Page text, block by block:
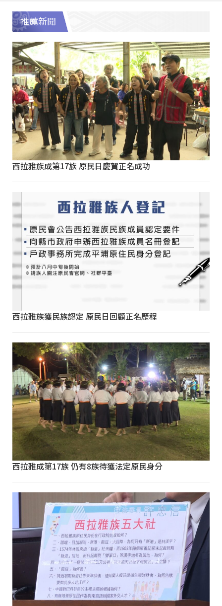
推薦新聞
西拉雅族成第17族 原民日慶賀正名成功
西拉雅族獲民族認定 原民日回顧正名歷程
西拉雅成第17族 仍有8族待獲法定原民身分